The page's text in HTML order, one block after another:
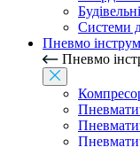
Системи
Пневмо
Пневмо